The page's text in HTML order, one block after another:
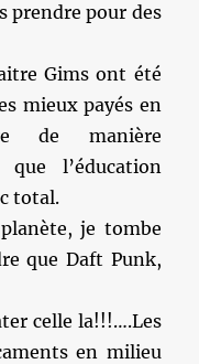
prendre pour des
Gims ont été
mieux payés en
de manière
l’éducation
total.
je tombe
que Daft Punk,
celle la!!!….Les
en milieu